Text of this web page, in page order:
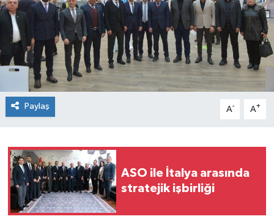
Paylaş A- A+
ASO ile İtalya arasında
stratejik işbirliği
YAŞAM